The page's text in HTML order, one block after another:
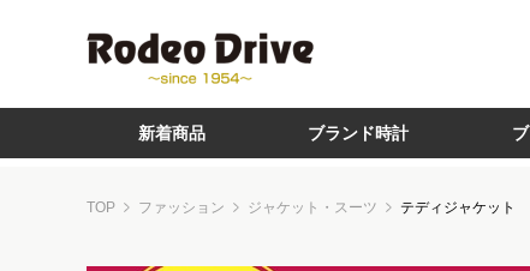
新着商品 ブランド時計
TOP ファッション ジャケット・スーツ テディジャケット